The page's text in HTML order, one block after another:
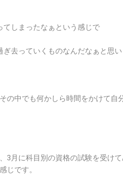
しまったなぁという感じで
去っていくものなんだなぁと思い
の中でも何かしら時間をかけて
3月に科目別の資格の試験を受け
じです。